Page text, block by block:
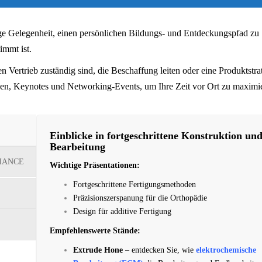
einen persönlichen Bildungs- und Entdeckungspfad zu
ist.
Vertrieb zuständig sind, die Beschaffung leiten oder eine
Keynotes und Networking-Events, um Ihre Zeit vor Ort zu
Einblicke in fortgeschrittene Konstruktion und
Bearbeitung
Wichtige Präsentationen:
Fortgeschrittene Fertigungsmethoden
Präzisionszerspanung für die Orthopädie
Design für additive Fertigung
Empfehlenswerte Stände:
Extrude Hone – entdecken Sie, wie elektrochemische